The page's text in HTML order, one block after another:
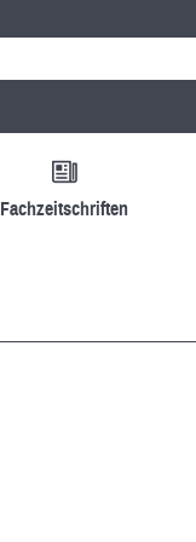
Fachzeitschriften